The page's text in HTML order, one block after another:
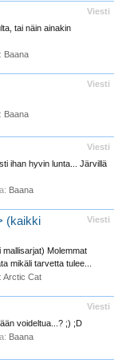
Viesti
tai näin ainakin
Baana
Viesti
Baana
Viesti
ihan hyvin lunta... Järvillä
Baana
Viesti
(kaikki
Molemmat
mikäli tarvetta tulee...
Arctic Cat
Viesti
voideltua...? ;) ;D
Baana